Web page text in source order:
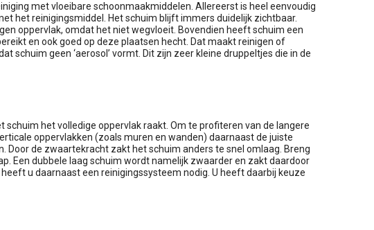
met vloeibare schoonmaakmiddelen. Allereerst is heel eenvoudig
het reinigingsmiddel. Het schuim blijft immers duidelijk zichtbaar.
oppervlak, omdat het niet wegvloeit. Bovendien heeft schuim een
en ook goed op deze plaatsen hecht. Dat maakt reinigen of
schuim geen ‘aerosol’ vormt. Dit zijn zeer kleine druppeltjes die in de
schuim het volledige oppervlak raakt. Om te profiteren van de langere
oppervlakken (zoals muren en wanden) daarnaast de juiste
Door de zwaartekracht zakt het schuim anders te snel omlaag. Breng
Een dubbele laag schuim wordt namelijk zwaarder en zakt daardoor
u daarnaast een reinigingssysteem nodig. U heeft daarbij keuze